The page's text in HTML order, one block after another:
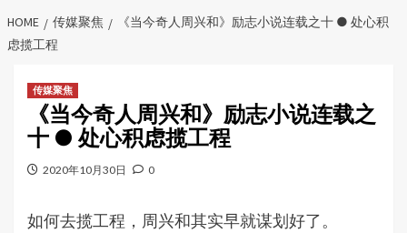
HOME 传媒聚焦
《当今奇人周兴和》励志小说连载之十 ● 处心积
虑揽工程
传媒聚焦
《当今奇人周兴和》励志小说连载之
十 ● 处心积虑揽工程
2020年10月30日 0
如何去揽工程，周兴和其实早就谋划好了。